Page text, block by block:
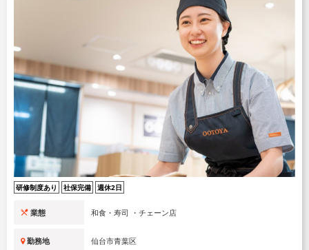
研修制度あり 社保完備 週休2日
業態 和食・寿司 ・チェーン店
勤務地 仙台市青葉区